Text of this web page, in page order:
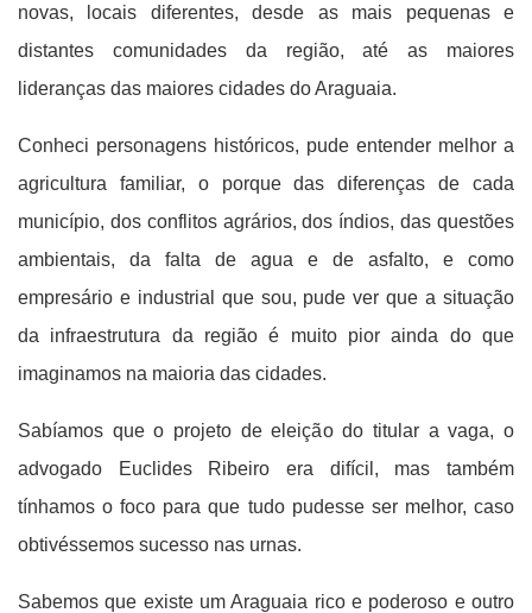
novas, locais diferentes, desde as mais pequenas e
distantes comunidades da região, até as maiores
lideranças das maiores cidades do Araguaia.
Conheci personagens históricos, pude entender melhor a
agricultura familiar, o porque das diferenças de cada
município, dos conflitos agrários, dos índios, das questões
ambientais, da falta de agua e de asfalto, e como
empresário e industrial que sou, pude ver que a situação
da infraestrutura da região é muito pior ainda do que
imaginamos na maioria das cidades.
Sabíamos que o projeto de eleição do titular a vaga, o
advogado Euclides Ribeiro era difícil, mas também
tínhamos o foco para que tudo pudesse ser melhor, caso
obtivéssemos sucesso nas urnas.
Sabemos que existe um Araguaia rico e poderoso e outro